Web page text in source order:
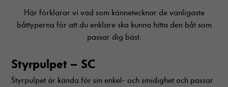
Här förklarar vi vad som kännetecknar de vanligaste
båttyperna för att du enklare ska kunna hitta den båt som
passar dig bäst.
Styrpulpet – SC
Styrpulpet är kända för sin enkel- och smidighet och passar